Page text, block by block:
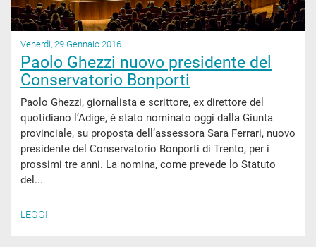
Venerdì, 29 Gennaio 2016
Paolo Ghezzi nuovo presidente del
Conservatorio Bonporti
Paolo Ghezzi, giornalista e scrittore, ex direttore del
quotidiano l’Adige, è stato nominato oggi dalla Giunta
provinciale, su proposta dell’assessora Sara Ferrari, nuovo
presidente del Conservatorio Bonporti di Trento, per i
prossimi tre anni. La nomina, come prevede lo Statuto
del...
LEGGI